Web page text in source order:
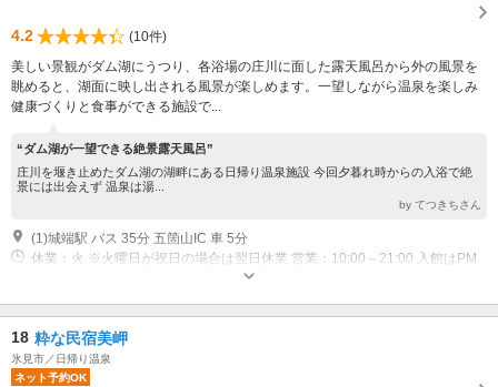
4.2
(10件)
美しい景観がダム湖にうつり、各浴場の庄川に面した露天風呂から外の風景を
眺めると、湖面に映し出される風景が楽しめます。一望しながら温泉を楽しみ
健康づくりと食事ができる施設で...
“ダム湖が一望できる絶景露天風呂”
庄川を堰き止めたダム湖の湖畔にある日帰り温泉施設 今回夕暮れ時からの入浴で絶
景には出会えず 温泉は湯...
by てつきちさん
(1)城端駅 バス 35分 五箇山IC 車 5分
休業：火 ※火曜日が祝日の場合は翌日休業 営業：10:00～21:00 入館はPM
18 粋な民宿美岬
氷見市／日帰り温泉
ネット予約OK